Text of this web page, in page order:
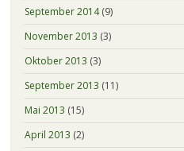
September 2014(9)
November 2013 (3)
Oktober 2013 (3)
September 2013 (11)
Mai 2013 (15)
April 2013 (2)